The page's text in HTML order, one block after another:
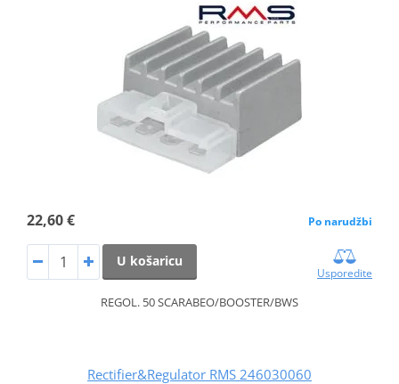
22,60 € Po narudžbi
U košaricu
Usporedite
REGOL. 50 SCARABEO/BOOSTER/BWS
Rectifier&Regulator RMS 246030060